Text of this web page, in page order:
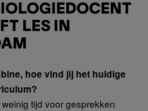
LES IN
hoe vind jij het huidige
weinig tijd voor gesprekken